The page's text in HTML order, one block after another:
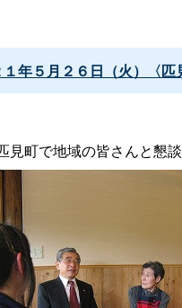
年５月２６日（火）〈匹
見町で地域の皆さんと懇談